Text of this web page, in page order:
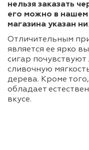
нельзя заказать
его можно в нашем
магазина указан
Отличительным
является ее ярко
сигар почувствуют
сливочную
дерева. Кроме
обладает
вкусе.